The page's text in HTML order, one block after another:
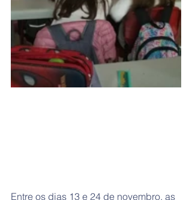
Entre os dias 13 e 24 de novembro, as